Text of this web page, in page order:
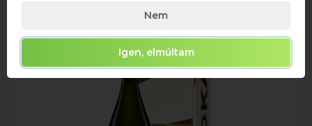
Nem
Igen, elmúltam